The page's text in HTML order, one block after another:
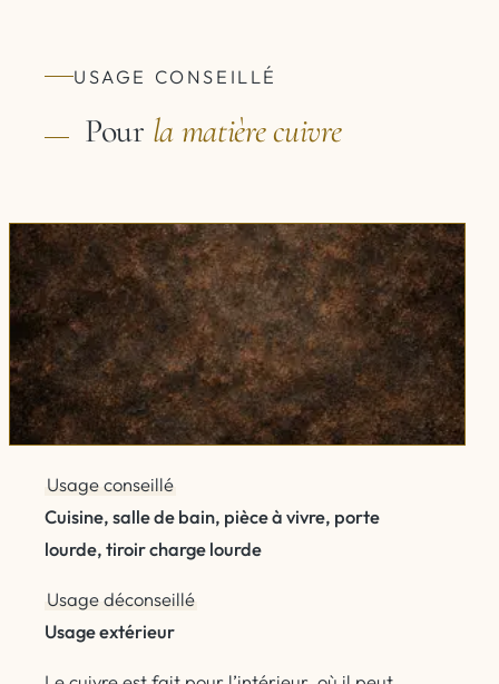
USAGE CONSEILLÉ
Pour la matièrecuivre
Usage conseillé
Cuisine, salle de bain, pièce à vivre, porte
lourde, tiroir charge lourde
Usage déconseillé
Usage extérieur